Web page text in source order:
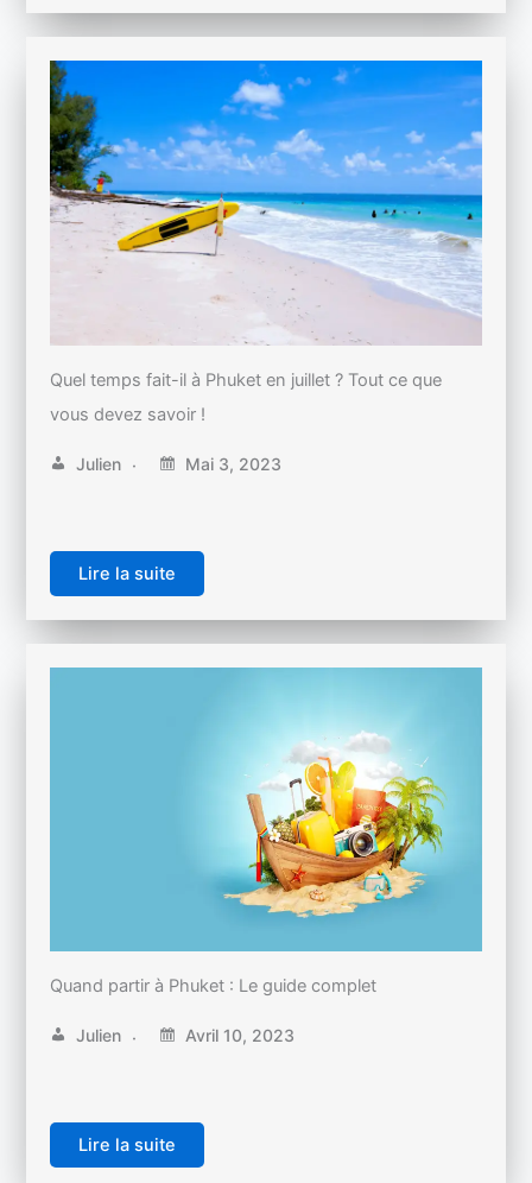
Quel temps fait-il à Phuket en juillet ? Tout ce que
vous devez savoir !
Julien Mai 3, 2023
Lire la suite
Quand partir à Phuket : Le guide complet
Julien Avril 10, 2023
Lire la suite